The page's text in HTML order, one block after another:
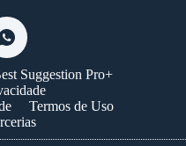
Suggestion Pro+
Termos de Uso